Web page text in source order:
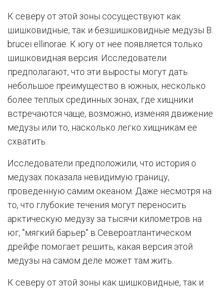
К северу от этой зоны сосуществуют как
шишковидные, так и безшишковидные медузы B.
brucei ellinorae. К югу от нее появляется только
шишковидная версия. Исследователи
предполагают, что эти выросты могут дать
небольшое преимущество в южных, несколько
более теплых срединных зонах, где хищники
встречаются чаще, возможно, изменяя движение
медузы или то, насколько легко хищникам ее
схватить.
Исследователи предположили, что история о
медузах показала невидимую границу,
проведенную самим океаном. Даже несмотря на
то, что глубокие течения могут переносить
арктическую медузу за тысячи километров на
юг, "мягкий барьер" в Североатлантическом
дрейфе помогает решить, какая версия этой
медузы на самом деле может там жить.
К северу от этой зоны как шишковидные, так и